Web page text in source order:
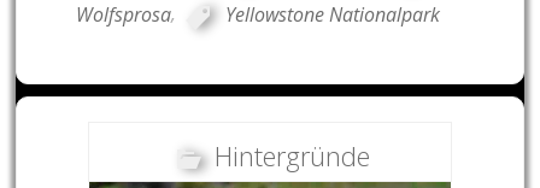
Wolfsprosa, Yellowstone Nationalpark
Hintergründe